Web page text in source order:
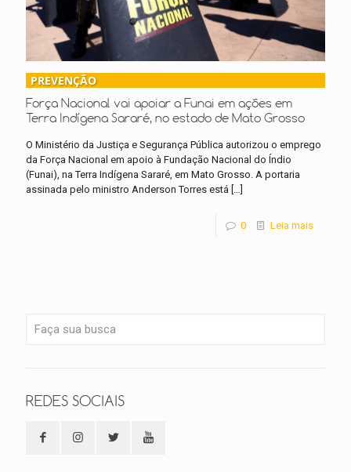
PREVENÇÃO
Força Nacional vai apoiar a Funai em ações em
Terra Indígena Sararé, no estado de Mato Grosso
O Ministério da Justiça e Segurança Pública autorizou o emprego
da Força Nacional em apoio à Fundação Nacional do Índio
(Funai), na Terra Indígena Sararé, em Mato Grosso. A portaria
assinada pelo ministro Anderson Torres está […]
0 Leia mais
REDES SOCIAIS